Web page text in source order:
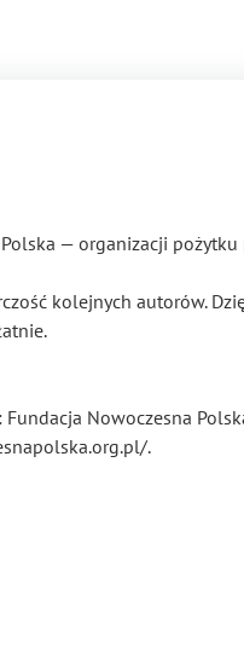
— organizacji pożytku
kolejnych autorów.
Nowoczesna
.